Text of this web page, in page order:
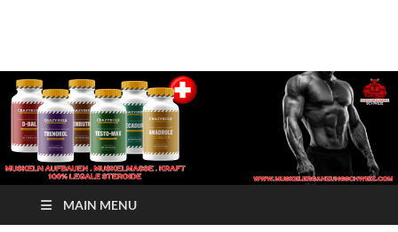
√ Crazy Bulk Schweiz –
Beste Legale Steroide
| Kaufen Jetzt
MAIN MENU